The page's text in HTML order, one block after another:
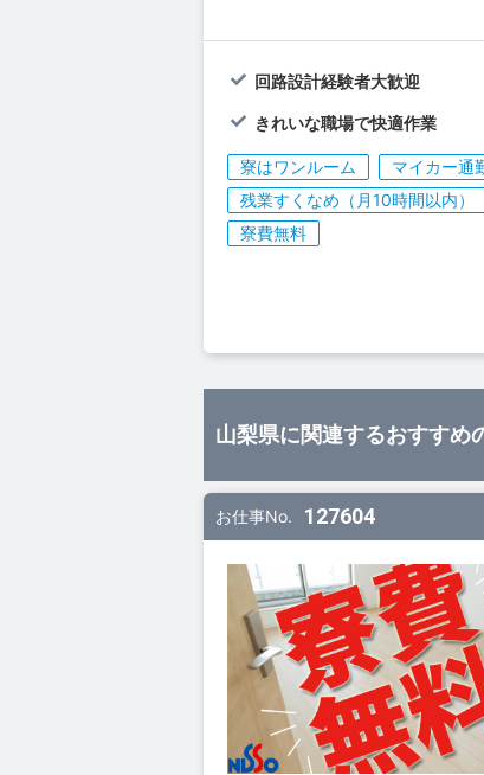
回路設計経験者大歓迎
きれいな職場で快適作業
寮はワンルーム マイカー通
残業すくなめ（月10時間以内）
寮費無料
山梨県に関連するおすすめ
お仕事No. 127604